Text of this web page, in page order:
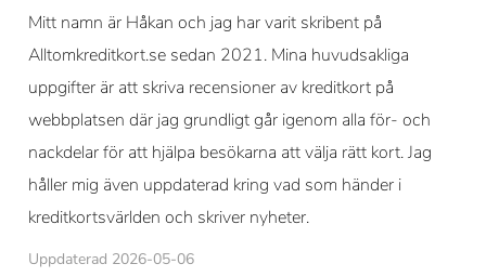
Mitt namn är Håkan och jag har varit skribent på
Alltomkreditkort.se sedan 2021. Mina huvudsakliga
uppgifter är att skriva recensioner av kreditkort på
webbplatsen där jag grundligt går igenom alla för- och
nackdelar för att hjälpa besökarna att välja rätt kort. Jag
håller mig även uppdaterad kring vad som händer i
kreditkortsvärlden och skriver nyheter.
Uppdaterad 2026-05-06